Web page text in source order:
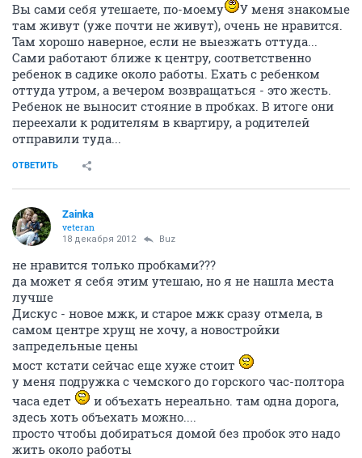
Вы сами себя утешаете, по-моему
У меня знакомые
там живут (уже почти не живут), очень не нравится.
Там хорошо наверное, если не выезжать оттуда...
Сами работают ближе к центру, соответственно
ребенок в садике около работы. Ехать с ребенком
оттуда утром, а вечером возвращаться - это жесть.
Ребенок не выносит стояние в пробках. В итоге они
переехали к родителям в квартиру, а родителей
отправили туда...
ОТВЕТИТЬ
Zainka
veteran
18 декабря 2012 Buz
не нравится только пробками???
да может я себя этим утешаю, но я не нашла места
лучше
Дискус - новое мжк, и старое мжк сразу отмела, в
самом центре хрущ не хочу, а новостройки
запредельные цены
мост кстати сейчас еще хуже стоит
у меня подружка с чемского до горского час-полтора
часа едет
и объехать нереально. там одна дорога,
здесь хоть объехать можно....
просто чтобы добираться домой без пробок это надо
жить около работы